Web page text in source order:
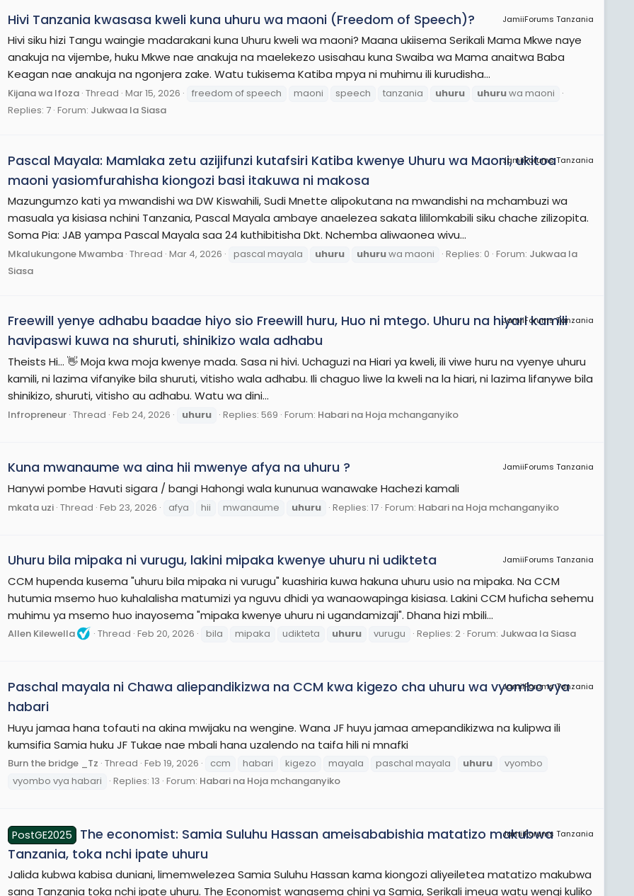
JamiiForums Tanzania
Hivi Tanzania kwasasa kweli kuna uhuru wa maoni (Freedom of Speech)?
Hivi siku hizi Tangu waingie madarakani kuna Uhuru kweli wa maoni? Maana ukiisema Serikali Mama Mkwe naye
anakuja na vijembe, huku Mkwe nae anakuja na maelekezo usisahau kuna Swaiba wa Mama anaitwa Baba
Keagan nae anakuja na ngonjera zake. Watu tukisema Katiba mpya ni muhimu ili kurudisha...
Kijana wa Ifoza Thread Mar 15, 2026 freedom of speech maoni speech tanzania uhuru uhuruwa maoni
Replies: 7 Forum: Jukwaa la Siasa
JamiiForums Tanzania
Pascal Mayala: Mamlaka zetu azijifunzi kutafsiri Katiba kwenye Uhuru wa Maoni, ukitoa
maoni yasiomfurahisha kiongozi basi itakuwa ni makosa
Mazungumzo kati ya mwandishi wa DW Kiswahili, Sudi Mnette alipokutana na mwandishi na mchambuzi wa
masuala ya kisiasa nchini Tanzania, Pascal Mayala ambaye anaelezea sakata lililomkabili siku chache zilizopita.
Soma Pia: JAB yampa Pascal Mayala saa 24 kuthibitisha Dkt. Nchemba aliwaonea wivu...
Mkalukungone Mwamba Thread Mar 4, 2026 pascal mayala uhuru uhuruwa maoni Replies: 0 Forum: Jukwaa la
Siasa
JamiiForums Tanzania
Freewill yenye adhabu baadae hiyo sio Freewill huru, Huo ni mtego. Uhuru na hiyari kamili
havipaswi kuwa na shuruti, shinikizo wala adhabu
Theists Hi... 👋 Moja kwa moja kwenye mada. Sasa ni hivi. Uchaguzi na Hiari ya kweli, ili viwe huru na vyenye uhuru
kamili, ni lazima vifanyike bila shuruti, vitisho wala adhabu. Ili chaguo liwe la kweli na la hiari, ni lazima lifanywe bila
shinikizo, shuruti, vitisho au adhabu. Watu wa dini...
Infropreneur Thread Feb 24, 2026 uhuru Replies: 569 Forum: Habari na Hoja mchanganyiko
JamiiForums Tanzania
Kuna mwanaume wa aina hii mwenye afya na uhuru ?
Hanywi pombe Havuti sigara / bangi Hahongi wala kununua wanawake Hachezi kamali
mkata uzi Thread Feb 23, 2026 afya hii mwanaume uhuru Replies: 17 Forum: Habari na Hoja mchanganyiko
JamiiForums Tanzania
Uhuru bila mipaka ni vurugu, lakini mipaka kwenye uhuru ni udikteta
CCM hupenda kusema "uhuru bila mipaka ni vurugu" kuashiria kuwa hakuna uhuru usio na mipaka. Na CCM
hutumia msemo huo kuhalalisha matumizi ya nguvu dhidi ya wanaowapinga kisiasa. Lakini CCM huficha sehemu
muhimu ya msemo huo inayosema "mipaka kwenye uhuru ni ugandamizaji". Dhana hizi mbili...
Allen Kilewella Thread Feb 20, 2026 bila mipaka udikteta uhuru vurugu Replies: 2 Forum: Jukwaa la Siasa
JamiiForums Tanzania
Paschal mayala ni Chawa aliepandikizwa na CCM kwa kigezo cha uhuru wa vyombo vya
habari
Huyu jamaa hana tofauti na akina mwijaku na wengine. Wana JF huyu jamaa amepandikizwa na kulipwa ili
kumsifia Samia huku JF Tukae nae mbali hana uzalendo na taifa hili ni mnafki
Burn the bridge _Tz Thread Feb 19, 2026 ccm habari kigezo mayala paschal mayala uhuru
vyombo
vyombo vya habari
Replies: 13 Forum: Habari na Hoja mchanganyiko
JamiiForums Tanzania
PostGE2025
The economist: Samia Suluhu Hassan ameisababishia matatizo makubwa
Tanzania, toka nchi ipate uhuru
Jalida kubwa kabisa duniani, limemwelezea Samia Suluhu Hassan kama kiongozi aliyeiletea matatizo makubwa
sana Tanzania toka nchi ipate uhuru. The Economist wanasema chini ya Samia, Serikali imeua watu wengi kuliko